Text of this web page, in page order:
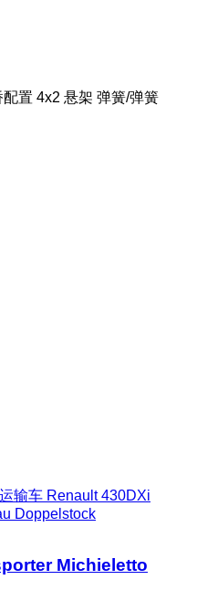
配置 4x2 悬架 弹簧/弹簧
输车 Renault 430DXi
Doppelstock
Michieletto